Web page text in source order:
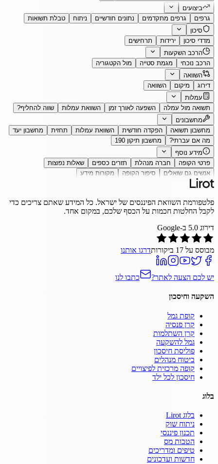
ביצועים
גרפים
גרפים מתקדמים נתונים חודשיים ניתוח
טבלת תשואות
סיכון
מדדי סיכון
ירידות
תרחישים
הרכב השקעות
הרכב נוכחי
מגמת סטייה
מול הקטגוריה
השוואה
דירוג
מיקום
השוואה
עמלות
תשואה מול עמלה
השפעה לאורך זמן השוואת עמלות
שווה להחליף?
מחשבונים
מחשבון תשואה
הפקדה חודשית השוואת עמלות תחזית
מחשבון יעד
מה אם עברתי?
מחשבון תיקון 190
מידע נוסף
פרטי הקופה
חברה מנהלת תזרים כספים
שאלות נפוצות
אנשים גם שואלים
סיפור הקופה מקורות מידע
פלטפורמת השוואת הפיננסים של ישראל. כל המידע שאתם צריכים כדי
לקבל החלטות חכמות על הכסף שלכם, במקום אחד.
דירוג 5.0 ב-Google
מבוסס על 17 ביקורותדרגו אותנו
יש לכם הצעה לאתר? כתבו לנו
השקעה וחיסכון
קופת גמל
קרן פנסיה
קרן השתלמות
גמל להשקעה
פוליסת חיסכון
ביטוח מנהלים
קופה מרכזית לפיצויים
חיסכון לכל ילד
בלוג
בלוג Lirot
ניתוח שוק
תכנון פיננסי
הטבות מס
טיפים ומדריכים
חדשות ועדכונים